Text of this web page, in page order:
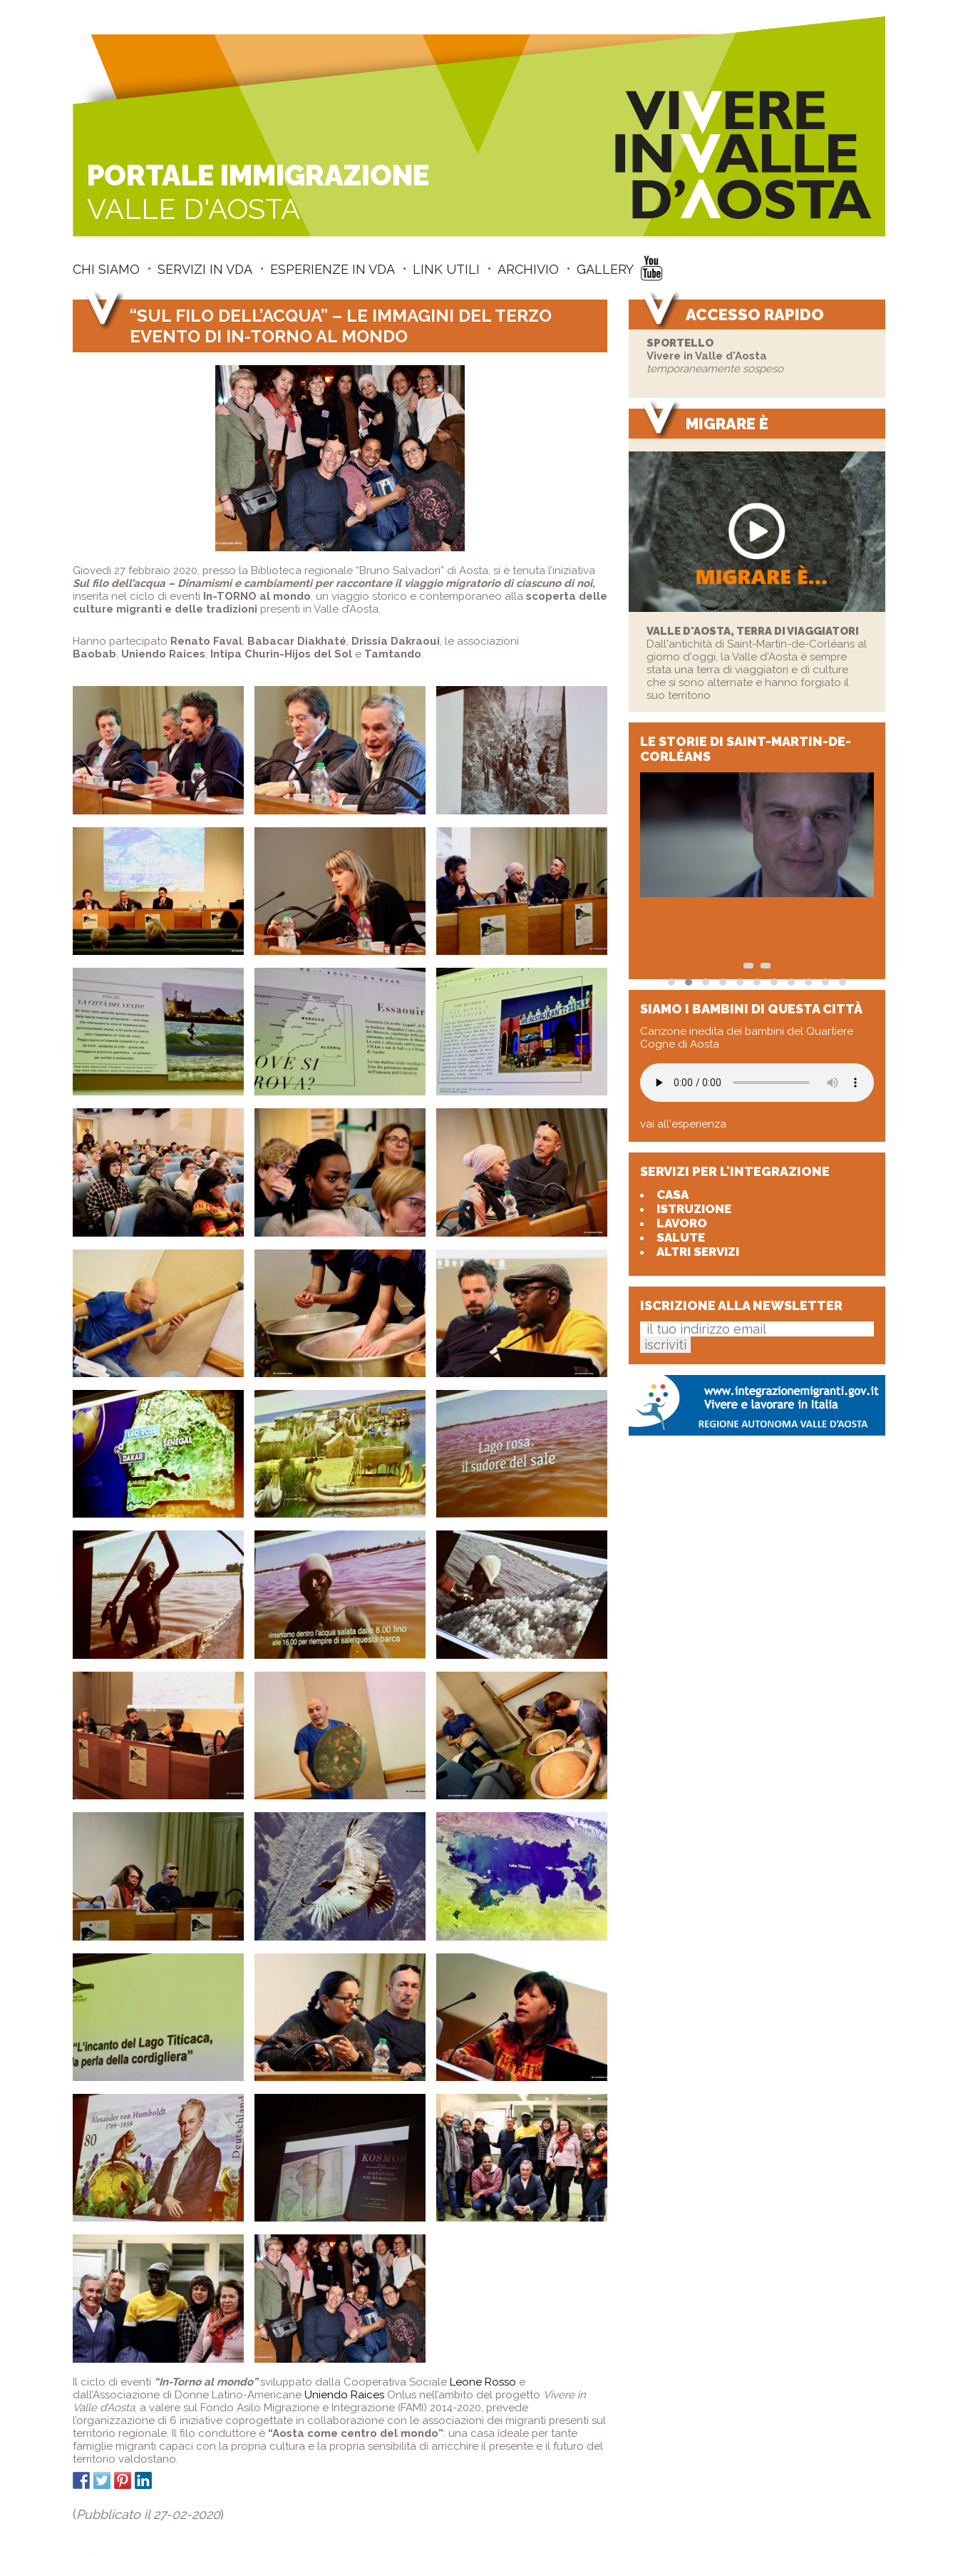
PORTALE IMMIGRAZIONE
VALLE D'AOSTA
CHI SIAMO SERVIZI IN VDA ESPERIENZE IN VDA LINK UTILI ARCHIVIO GALLERY
“SUL FILO DELL’ACQUA” – LE IMMAGINI DEL TERZO
EVENTO DI IN-TORNO AL MONDO
Giovedì 27 febbraio 2020, presso la Biblioteca regionale “Bruno Salvadori” di Aosta, si è tenuta l’iniziativa
Sul filo dell’acqua – Dinamismi e cambiamenti per raccontare il viaggio migratorio di ciascuno di noi,
inserita nel ciclo di eventi In-TORNO al mondo, un viaggio storico e contemporaneo alla scoperta delle
culture migranti e delle tradizioni presenti in Valle d’Aosta.
Hanno partecipato Renato Faval, Babacar Diakhaté, Drissia Dakraoui, le associazioni
Baobab, Uniendo Raices, Intipa Churin-Hijos del Sol e Tamtando.
Il ciclo di eventi “In-Torno al mondo”sviluppato dalla Cooperativa Sociale Leone Rosso e
dall’Associazione di Donne Latino-Americane Uniendo Raices Onlus nell’ambito del progetto Vivere in
Valle d’Aosta, a valere sul Fondo Asilo Migrazione e Integrazione (FAMI) 2014-2020, prevede
l’organizzazione di 6 iniziative coprogettate in collaborazione con le associazioni dei migranti presenti sul
territorio regionale. Il filo conduttore è “Aosta come centro del mondo”: una casa ideale per tante
famiglie migranti capaci con la propria cultura e la propria sensibilità di arricchire il presente e il futuro del
territorio valdostano.
(Pubblicato il 27-02-2020)
ACCESSO RAPIDO
SPORTELLO
Vivere in Valle d'Aosta
temporaneamente sospeso
MIGRARE È
VALLE D'AOSTA, TERRA DI VIAGGIATORI
Dall'antichità di Saint-Martin-de-Corléans al
giorno d'oggi, la Valle d'Aosta è sempre
stata una terra di viaggiatori e di culture
che si sono alternate e hanno forgiato il
suo territorio
LE STORIE DI SAINT-MARTIN-DE-
CORLÉANS
SIAMO I BAMBINI DI QUESTA CITTÀ
Canzone inedita dei bambini del Quartiere
Cogne di Aosta
vai all'esperienza
SERVIZI PER L'INTEGRAZIONE
CASA
ISTRUZIONE
LAVORO
SALUTE
ALTRI SERVIZI
ISCRIZIONE ALLA NEWSLETTER